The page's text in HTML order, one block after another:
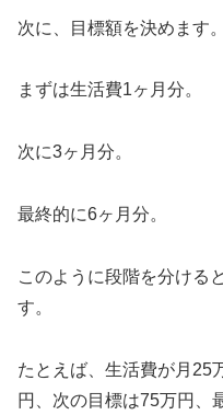
次に、目標額を決めます。
まずは生活費1ヶ月分。
次に3ヶ月分。
最終的に6ヶ月分。
このように段階を分ける
す。
たとえば、生活費が月25
円、次の目標は75万円、